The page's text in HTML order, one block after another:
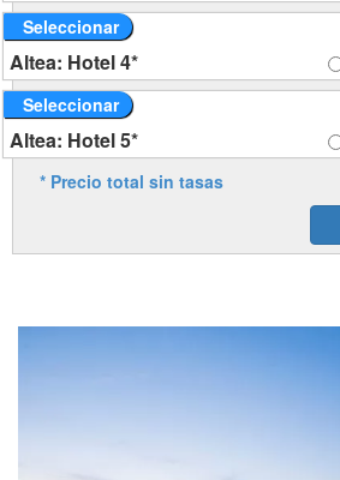
Seleccionar
Altea: Hotel 4*
Seleccionar
Altea: Hotel 5*
* Precio total sin tasas